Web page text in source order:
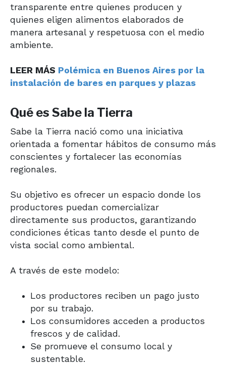
transparente entre quienes producen y
quienes eligen alimentos elaborados de
manera artesanal y respetuosa con el medio
ambiente.
LEER MÁS Polémica en Buenos Aires por la
instalación de bares en parques y plazas
Qué es Sabe la Tierra
Sabe la Tierra nació como una iniciativa
orientada a fomentar hábitos de consumo más
conscientes y fortalecer las economías
regionales.
Su objetivo es ofrecer un espacio donde los
productores puedan comercializar
directamente sus productos, garantizando
condiciones éticas tanto desde el punto de
vista social como ambiental.
A través de este modelo:
Los productores reciben un pago justo
por su trabajo.
Los consumidores acceden a productos
frescos y de calidad.
Se promueve el consumo local y
sustentable.